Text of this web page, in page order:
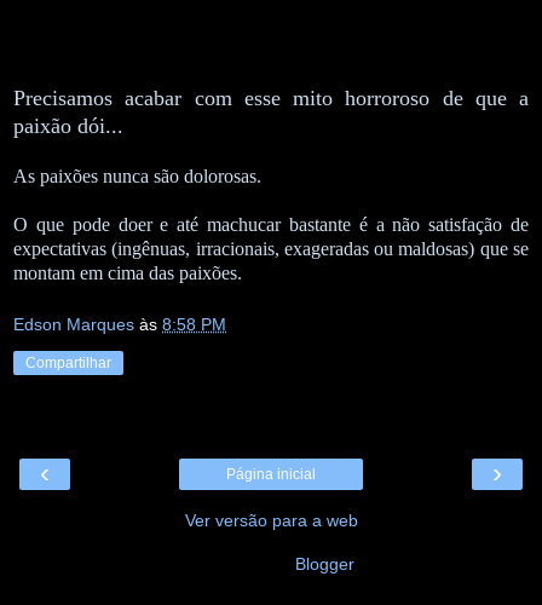
Precisamos acabar com esse mito horroroso de que a
paixão dói...
As paixões nunca são dolorosas.
O que pode doer e até machucar bastante é a não satisfação de
expectativas (ingênuas, irracionais, exageradas ou maldosas) que se
montam em cima das paixões.
Edson Marques às 8:58 PM
Compartilhar
‹ ›
Página inicial
Ver versão para a web
Blogger.